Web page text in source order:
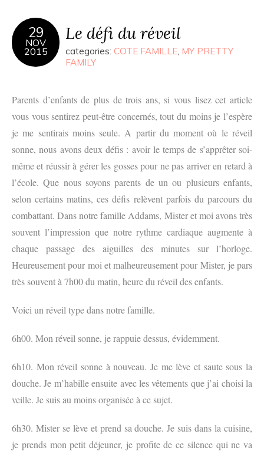
29
NOV
2015
Le défi du réveil
categories: COTE FAMILLE, MY PRETTY
FAMILY
Parents d’enfants de plus de trois ans, si vous lisez cet article
vous vous sentirez peut-être concernés, tout du moins je l’espère
je me sentirais moins seule. A partir du moment où le réveil
sonne, nous avons deux défis : avoir le temps de s’apprêter soi-
même et réussir à gérer les gosses pour ne pas arriver en retard à
l’école. Que nous soyons parents de un ou plusieurs enfants,
selon certains matins, ces défis relèvent parfois du parcours du
combattant. Dans notre famille Addams, Mister et moi avons très
souvent l’impression que notre rythme cardiaque augmente à
chaque passage des aiguilles des minutes sur l’horloge.
Heureusement pour moi et malheureusement pour Mister, je pars
très souvent à 7h00 du matin, heure du réveil des enfants.
Voici un réveil type dans notre famille.
6h00. Mon réveil sonne, je rappuie dessus, évidemment.
6h10. Mon réveil sonne à nouveau. Je me lève et saute sous la
douche. Je m’habille ensuite avec les vêtements que j’ai choisi la
veille. Je suis au moins organisée à ce sujet.
6h30. Mister se lève et prend sa douche. Je suis dans la cuisine,
je prends mon petit déjeuner, je profite de ce silence qui ne va